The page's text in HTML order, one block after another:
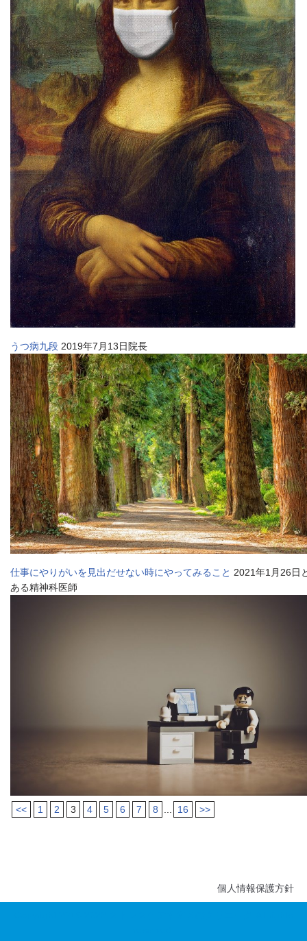
うつ病九段 2019年7月13日院長
仕事にやりがいを見出だせない時にやってみること 2021年1月26日
ある精神科医師
<< 1 2 3 4 5 6 7 8 ... 16 >>
個人情報保護方針